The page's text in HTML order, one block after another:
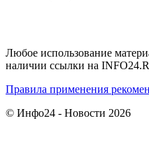
Любое использование
наличии ссылки на
Правила применения
© Инфо24 - Новости 2026